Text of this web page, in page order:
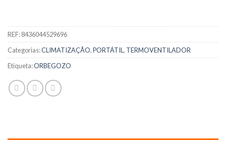
REF:8436044529696
Categorias:CLIMATIZAÇÃO,PORTÁTIL , TERMOVENTILADOR
Etiqueta:ORBEGOZO